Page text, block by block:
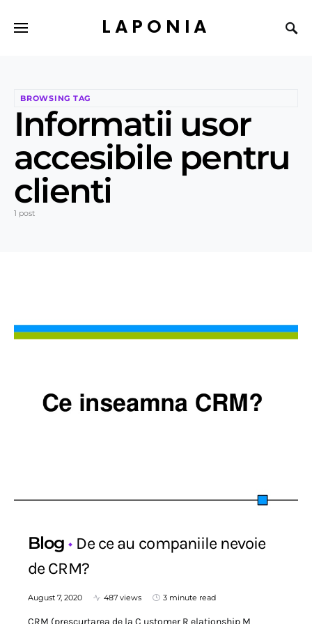
LAPONIA
BROWSING TAG
Informatii usor
accesibile pentru
clienti
1 post
Blog
De ce au companiile nevoie
de CRM?
August 7, 2020 487 views 3 minute read